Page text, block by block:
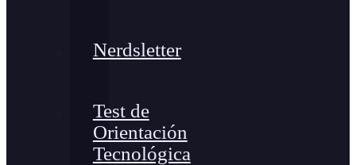
Nerdsletter
Test de
Orientación
Tecnológica